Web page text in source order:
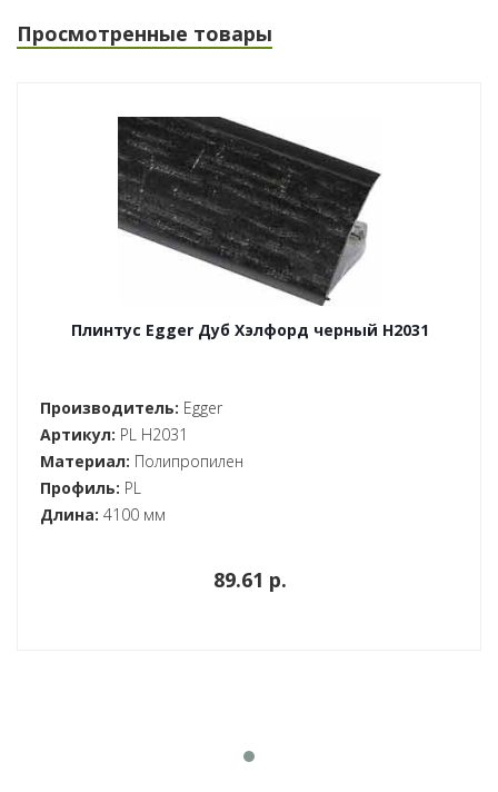
Просмотренные товары
Плинтус Egger Дуб Хэлфорд черный H2031
Производитель: Egger
Артикул: PL H2031
Материал: Полипропилен
Профиль: PL
Длина: 4100 мм
89.61 p.